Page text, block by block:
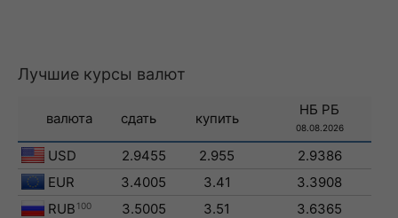
Лучшие курсы валют
валюта сдать купить
НБ РБ
08.08.2026
USD 2.9455 2.955
2.9386
EUR
3.4005 3.41
3.3908
RUB 100 3.5005 3.51
3.6365